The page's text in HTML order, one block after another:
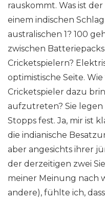
rauskommt. Was ist
einem indischen
australischen 1? 100
zwischen
Cricketspielern?
optimistische Seite.
Cricketspieler dazu
aufzutreten? Sie
Stopps fest. Ja, mir ist
die indianische
aber angesichts ihrer
der derzeitigen zwei
meiner Meinung nach
andere), fühlte ich,